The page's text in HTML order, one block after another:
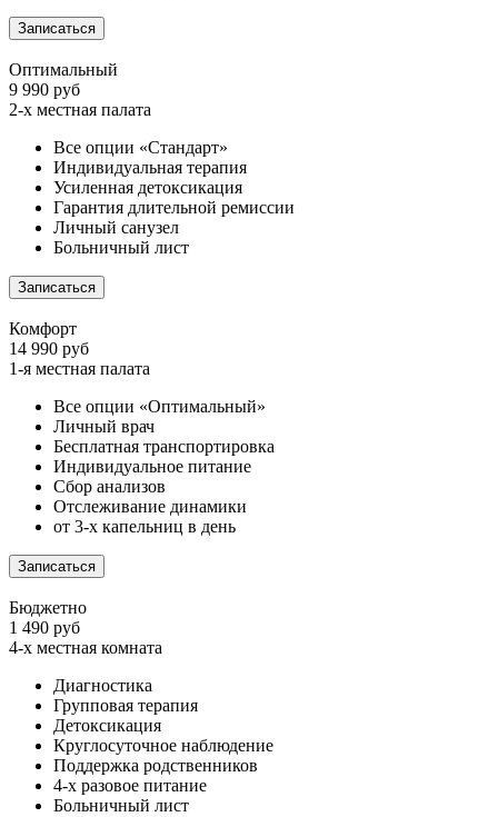
Записаться
Оптимальный
9 990 руб
2-х местная палата
Все опции «Стандарт»
Индивидуальная терапия
Усиленная детоксикация
Гарантия длительной ремиссии
Личный санузел
Больничный лист
Записаться
Комфорт
14 990 руб
1-я местная палата
Все опции «Оптимальный»
Личный врач
Бесплатная транспортировка
Индивидуальное питание
Сбор анализов
Отслеживание динамики
от 3-х капельниц в день
Записаться
Бюджетно
1 490 руб
4-х местная комната
Диагностика
Групповая терапия
Детоксикация
Круглосуточное наблюдение
Поддержка родственников
4-х разовое питание
Больничный лист